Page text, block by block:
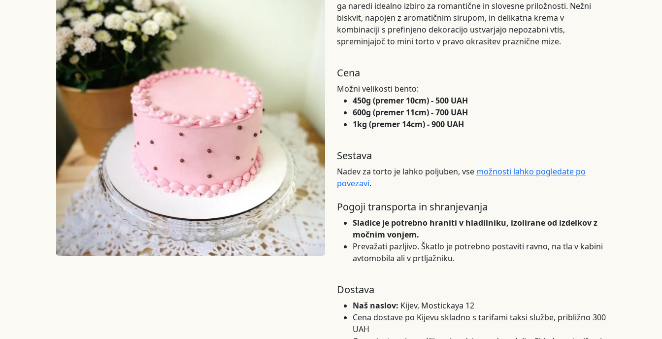
ga naredi idealno izbiro za romantične in slovesne priložnosti. Nežni
biskvit, napojen z aromatičnim sirupom, in delikatna krema v
kombinaciji s prefinjeno dekoracijo ustvarjajo nepozabni vtis,
spreminjajoč to mini torto v pravo okrasitev praznične mize.
Cena
Možni velikosti bento:
450g (premer 10cm) - 500 UAH
600g (premer 11cm) - 700 UAH
1kg (premer 14cm) - 900 UAH
Sestava
Nadev za torto je lahko poljuben, vse možnosti lahko pogledate po
povezavi.
Pogoji transporta in shranjevanja
Sladice je potrebno hraniti v hladilniku, izolirane od izdelkov z
močnim vonjem.
Prevažati pazljivo. Škatlo je potrebno postaviti ravno, na tla v kabini
avtomobila ali v prtljažniku.
Dostava
Naš naslov: Kijev, Mostickaya 12
Cena dostave po Kijevu skladno s tarifami taksi službe, približno 300
UAH